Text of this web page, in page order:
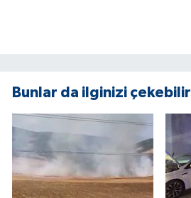
Bunlar da ilginizi çekebilir
Sağlık
SPOR HABERLERİ